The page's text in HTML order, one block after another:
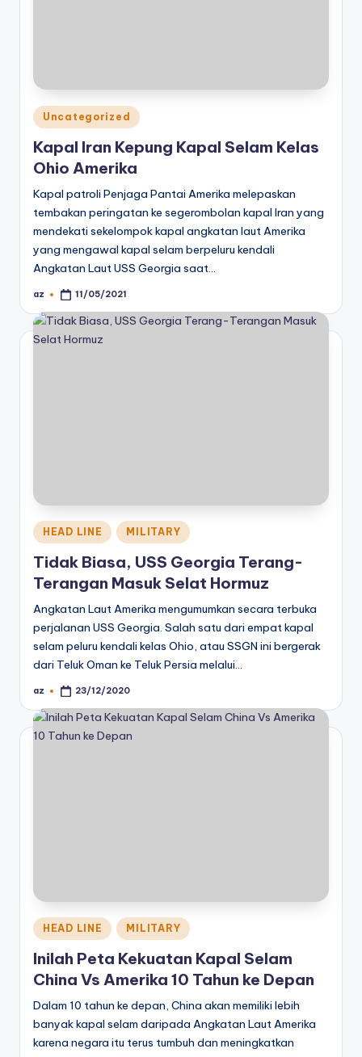
Posted
in
Uncategorized
Kapal Iran Kepung Kapal Selam Kelas
Ohio Amerika
Kapal patroli Penjaga Pantai Amerika melepaskan
tembakan peringatan ke segerombolan kapal Iran yang
mendekati sekelompok kapal angkatan laut Amerika
yang mengawal kapal selam berpeluru kendali
Angkatan Laut USS Georgia saat…
Posted
az 11/05/2021
Posted
in
HEAD LINE MILITARY
Tidak Biasa, USS Georgia Terang-
Terangan Masuk Selat Hormuz
Angkatan Laut Amerika mengumumkan secara terbuka
perjalanan USS Georgia. Salah satu dari empat kapal
selam peluru kendali kelas Ohio, atau SSGN ini bergerak
dari Teluk Oman ke Teluk Persia melalui…
Posted
az 23/12/2020
Posted
in
HEAD LINE MILITARY
Inilah Peta Kekuatan Kapal Selam
China Vs Amerika 10 Tahun ke Depan
Dalam 10 tahun ke depan, China akan memiliki lebih
banyak kapal selam daripada Angkatan Laut Amerika
karena negara itu terus tumbuh dan meningkatkan